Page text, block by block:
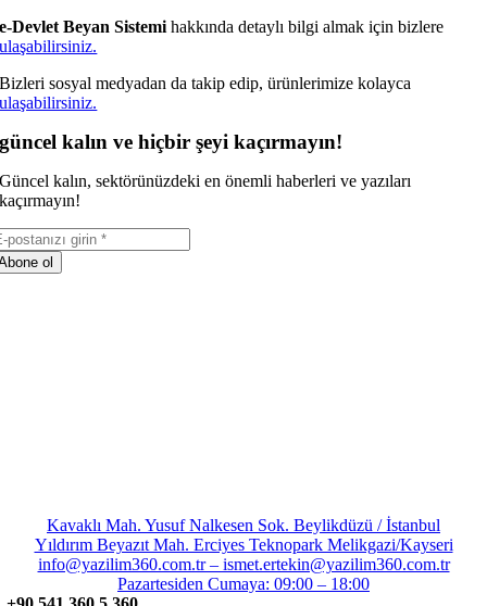
e-Devlet Beyan Sistemihakkında detaylı bilgi almak için bizlere
ulaşabilirsiniz.
Bizleri sosyal medyadan da takip edip, ürünlerimize kolayca
ulaşabilirsiniz.
güncel kalın ve hiçbir şeyi kaçırmayın!
Güncel kalın, sektörünüzdeki en önemli haberleri ve yazıları
kaçırmayın!
ol
Kavaklı Mah. Yusuf Nalkesen Sok. Beylikdüzü / İstanbul
Yıldırım Beyazıt Mah. Erciyes Teknopark Melikgazi/Kayseri
info@yazilim360.com.tr – ismet.ertekin@yazilim360.com.tr
Pazartesiden Cumaya: 09:00 – 18:00